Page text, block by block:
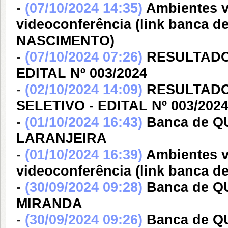
- (07/10/2024 14:35) Ambientes
videoconferência (link banca
NASCIMENTO)
- (07/10/2024 07:26)
EDITAL Nº 003/2024
- (02/10/2024 14:09)
SELETIVO - EDITAL Nº 003/2024
- (01/10/2024 16:43) Banca de
LARANJEIRA
- (01/10/2024 16:39) Ambientes
videoconferência (link banca
- (30/09/2024 09:28) Banca de
MIRANDA
- (30/09/2024 09:26) Banca de